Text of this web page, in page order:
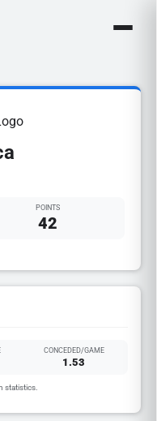
POINTS
42
CONCEDED/GAME
1.53
statistics.